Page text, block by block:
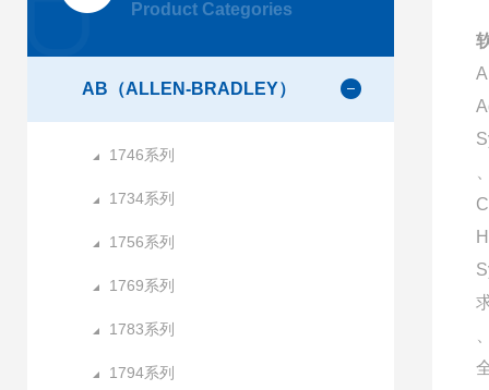
Product Categories
AB（ALLEN-BRADLEY）
1746系列
1734系列
1756系列
1769系列
1783系列
1794系列